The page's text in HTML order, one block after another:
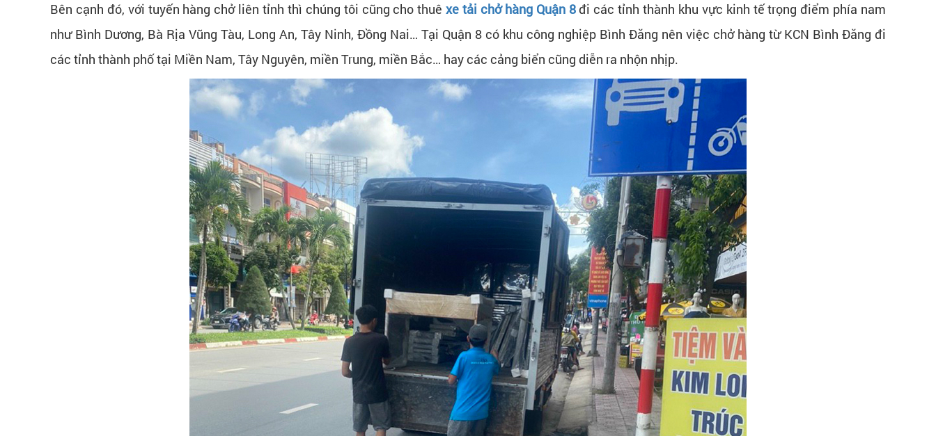
Bên cạnh đó, với tuyến hàng chở liên tỉnh thì chúng tôi cũng cho thuêxe tải chở hàng Quận 8đi các tỉnh thành khu vực kinh tế trọng điểm phía nam
như Bình Dương, Bà Rịa Vũng Tàu, Long An, Tây Ninh, Đồng Nai… Tại Quận 8 có khu công nghiệp Bình Đăng nên việc chở hàng từ KCN Bình Đăng đi
các tỉnh thành phố tại Miền Nam, Tây Nguyên, miền Trung, miền Bắc… hay các cảng biển cũng diễn ra nhộn nhịp.